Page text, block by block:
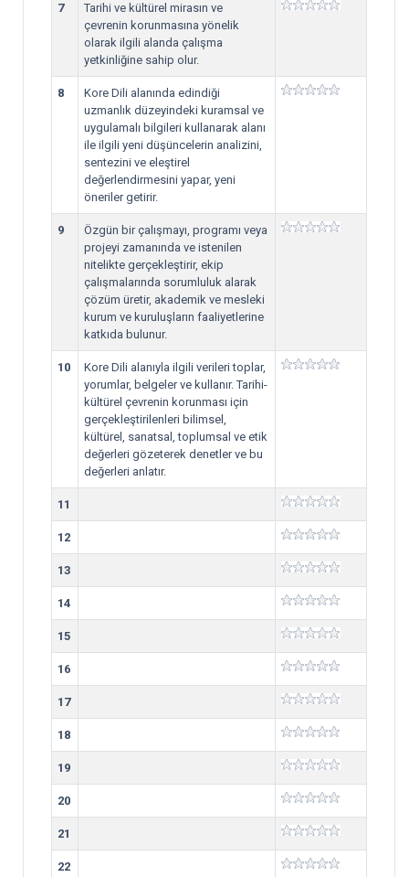
7
Tarihi ve kültürel mirasın ve
çevrenin korunmasına yönelik
olarak ilgili alanda çalışma
yetkinliğine sahip olur.
8
Kore Dili alanında edindiği
uzmanlık düzeyindeki kuramsal ve
uygulamalı bilgileri kullanarak alanı
ile ilgili yeni düşüncelerin analizini,
sentezini ve eleştirel
değerlendirmesini yapar, yeni
öneriler getirir.
9
Özgün bir çalışmayı, programı veya
projeyi zamanında ve istenilen
nitelikte gerçekleştirir, ekip
çalışmalarında sorumluluk alarak
çözüm üretir, akademik ve mesleki
kurum ve kuruluşların faaliyetlerine
katkıda bulunur.
10
Kore Dili alanıyla ilgili verileri toplar,
yorumlar, belgeler ve kullanır. Tarihi-
kültürel çevrenin korunması için
gerçekleştirilenleri bilimsel,
kültürel, sanatsal, toplumsal ve etik
değerleri gözeterek denetler ve bu
değerleri anlatır.
11
12
13
14
15
16
17
18
19
20
21
22